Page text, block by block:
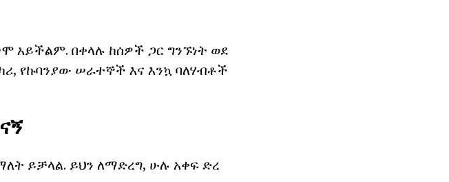
አይችልም. በቀላሉ ከሰዎች ጋር ግንኙነት ወደ
የኩባንያው ሠራተኞች እና እንኳ ባለሃብቶች
ይቻላል. ይህን ለማድረግ, ሁሉ አቀፍ ድረ